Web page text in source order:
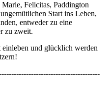
Felicitas, Paddington
Start ins Leben,
entweder zu eine
zu zweit.
und glücklich werden